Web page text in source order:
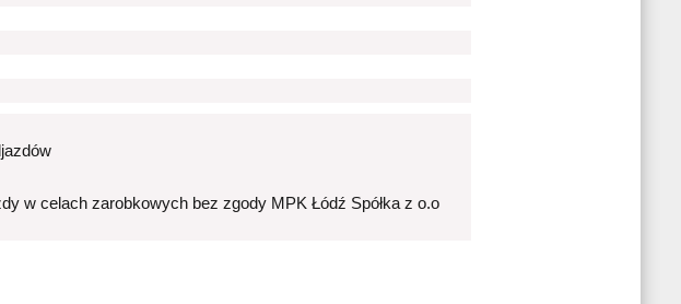
w celach zarobkowych bez zgody MPK Łódź Spółka z o.o